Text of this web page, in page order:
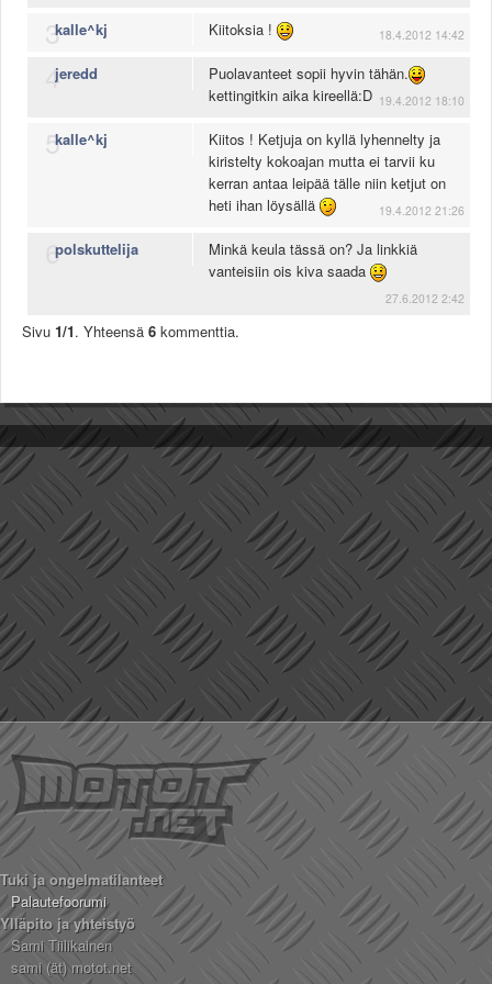
Säännöt ja ohjeet
Uudet ajoneuvot
Uudet kuvat
MYYDÄÄN
Osat
MP15 kuvia
ACS 2015 kuvia
Lisää uusi tapahtuma
UUTISET
SÄÄ
Valitse paikkakunta
Helsingin sää
Tampereen sää
Turun sää
Oulun sää
Kuopion sää
Rovaniemen sää
MUUT
VIP-jäsenyys
Paidat ja vaatteet
Suunnittele oma paita
Mainostus
Palaute
Kevytversio
3kalle^kj Kiitoksia ! 18.4.2012 14:42
4
jeredd
Puolavanteet sopii hyvin tähän.
kettingitkin aika kireellä:D 19.4.2012 18:10
5kalle^kj
Kiitos ! Ketjuja on kyllä lyhennelty ja
kiristelty kokoajan mutta ei tarvii ku
kerran antaa leipää tälle niin ketjut on
heti ihan löysällä
19.4.2012 21:26
6
polskuttelija
Minkä keula tässä on? Ja linkkiä
vanteisiin ois kiva saada
27.6.2012 2:42
Sivu 1/1. Yhteensä 6 kommenttia.
Tuki ja ongelmatilanteet
Palautefoorumi
Ylläpito ja yhteistyö
Sami Tiilikainen
sami (ät) motot.net